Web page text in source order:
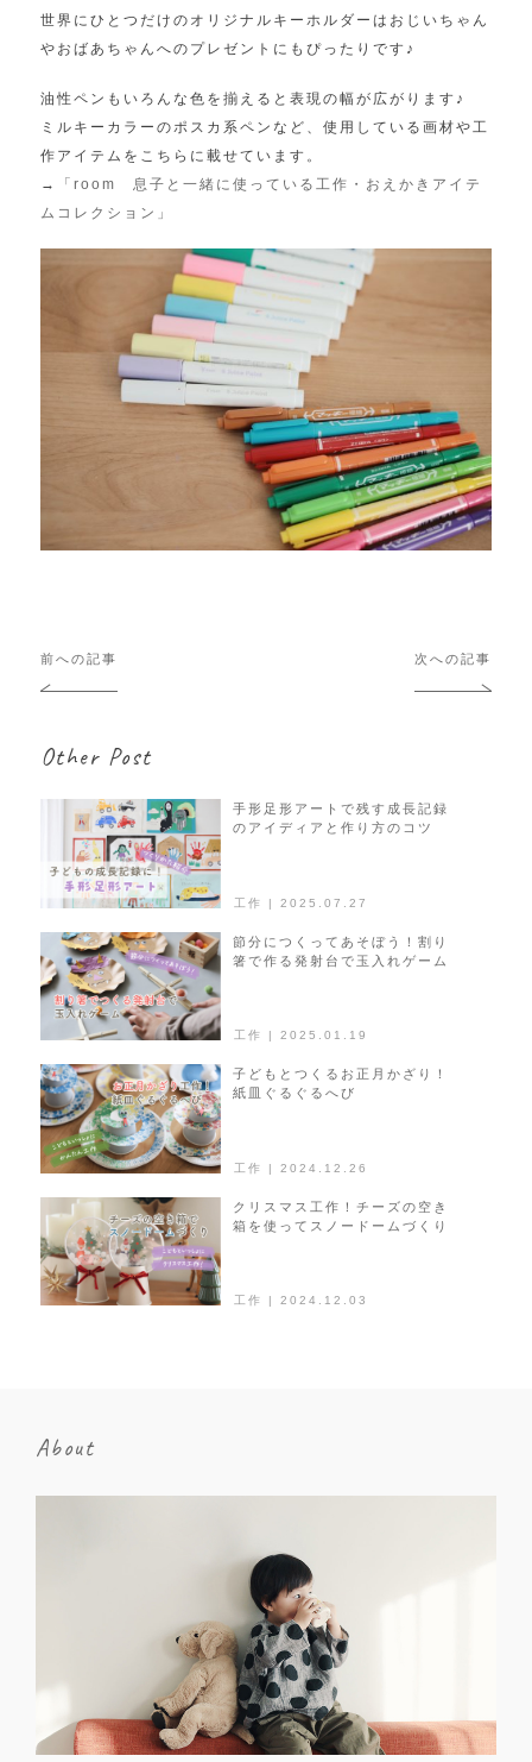
世界にひとつだけのオリジナルキーホルダーはおじいちゃん
やおばあちゃんへのプレゼントにもぴったりです♪
油性ペンもいろんな色を揃えると表現の幅が広がります♪
ミルキーカラーのポスカ系ペンなど、使用している画材や工
作アイテムをこちらに載せています。
→
「room 息子と一緒に使っている工作・おえかきアイテ
ムコレクション」
投
稿
ゲ
前への記事 次への記事
Other Post
工作 | 2025.07.27
手形足形アートで残す成長記録
のアイディアと作り方のコツ
工作 | 2025.01.19
節分につくってあそぼう！割り
箸で作る発射台で玉入れゲーム
工作 | 2024.12.26
子どもとつくるお正月かざり！
紙皿ぐるぐるへび
工作 | 2024.12.03
クリスマス工作！チーズの空き
箱を使ってスノードームづくり
About